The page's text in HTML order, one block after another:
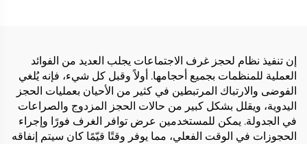
إن تنفيذ نظام لحجز غرف الاجتماعات يجلب العديد من الفوائد
العملية للمنظمات بجميع أحجامها. أولاً وقبل كل شيء، فإنه يُلغي
الفوضى والارتباك المرتبطين في كثير من الأحيان بعمليات الحجز
اليدوية، ويقلل بشكل كبير من حالات الحجز المزدوج والصراعات
في الجدولة. يمكن للمستخدمين عرض توافر الغرف فورًا وإجراء
الحجوزات في الوقت الفعلي، مما يوفر وقتًا قيّمًا كان سيتم إنفاقه